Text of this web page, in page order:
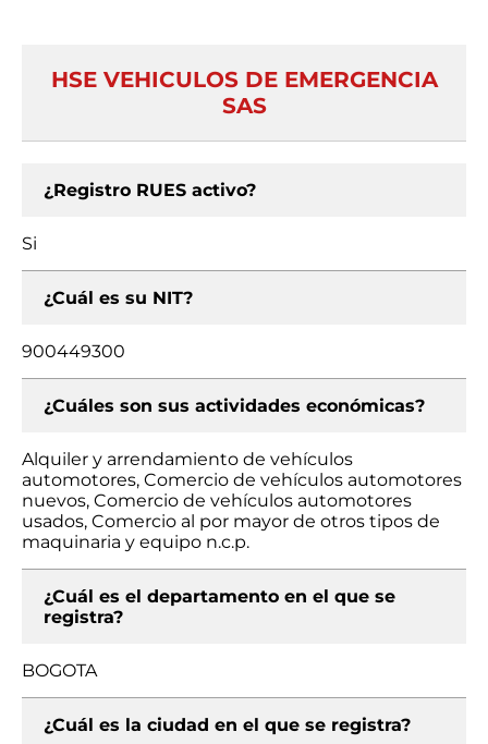
HSE VEHICULOS DE EMERGENCIA
SAS
¿Registro RUES activo?
Si
¿Cuál es su NIT?
900449300
¿Cuáles son sus actividades económicas?
Alquiler y arrendamiento de vehículos
automotores, Comercio de vehículos automotores
nuevos, Comercio de vehículos automotores
usados, Comercio al por mayor de otros tipos de
maquinaria y equipo n.c.p.
¿Cuál es el departamento en el que se
registra?
BOGOTA
¿Cuál es la ciudad en el que se registra?